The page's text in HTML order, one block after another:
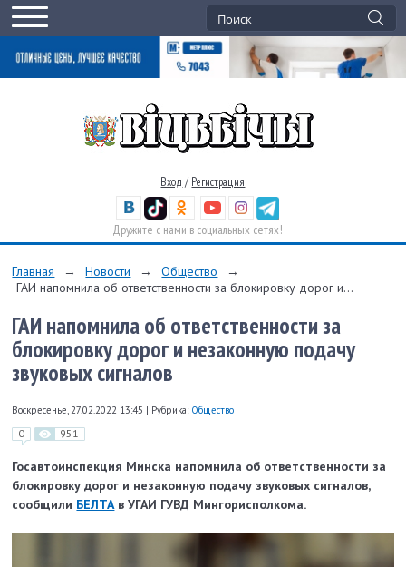
Вход / Регистрация
Дружите с нами в социальных сетях!
Главная → Новости → Общество
→
ГАИ напомнила об ответственности за блокировку дорог и...
ГАИ напомнила об ответственности за
блокировку дорог и незаконную подачу
звуковых сигналов
Воскресенье, 27.02.2022 13:45 | Рубрика: Общество
0 951
Госавтоинспекция Минска напомнила об ответственности за
блокировку дорог и незаконную подачу звуковых сигналов,
сообщили БЕЛТАв УГАИ ГУВД Мингорисполкома.